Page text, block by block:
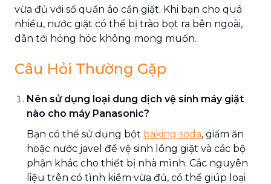
vừa đủ với số quần áo cần giặt. Khi bạn cho quá
nhiều, nước giặt có thể bị trào bọt ra bên ngoài,
dẫn tới hỏng hóc không mong muốn.
Câu Hỏi Thường Gặp
Nên sử dụng loại dung dịch vệ sinh máy giặt
nào cho máy Panasonic?
Bạn có thể sử dụng bột baking soda, giấm ăn
hoặc nước javel để vệ sinh lồng giặt và các bộ
phận khác cho thiết bị nhà mình. Các nguyên
liệu trên có tình kiềm vừa đủ, có thể giúp loại